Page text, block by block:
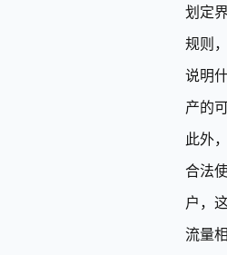
划定
规则
说明
产的
此外
合法
户，
流量